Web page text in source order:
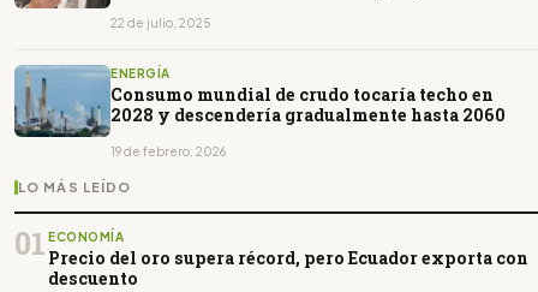
22 de julio, 2025
ENERGÍA
Consumo mundial de crudo tocaría techo en
2028 y descendería gradualmente hasta 2060
19 de febrero, 2026
LO MÁS LEÍDO
01 ECONOMÍA
Precio del oro supera récord, pero Ecuador exporta con
descuento